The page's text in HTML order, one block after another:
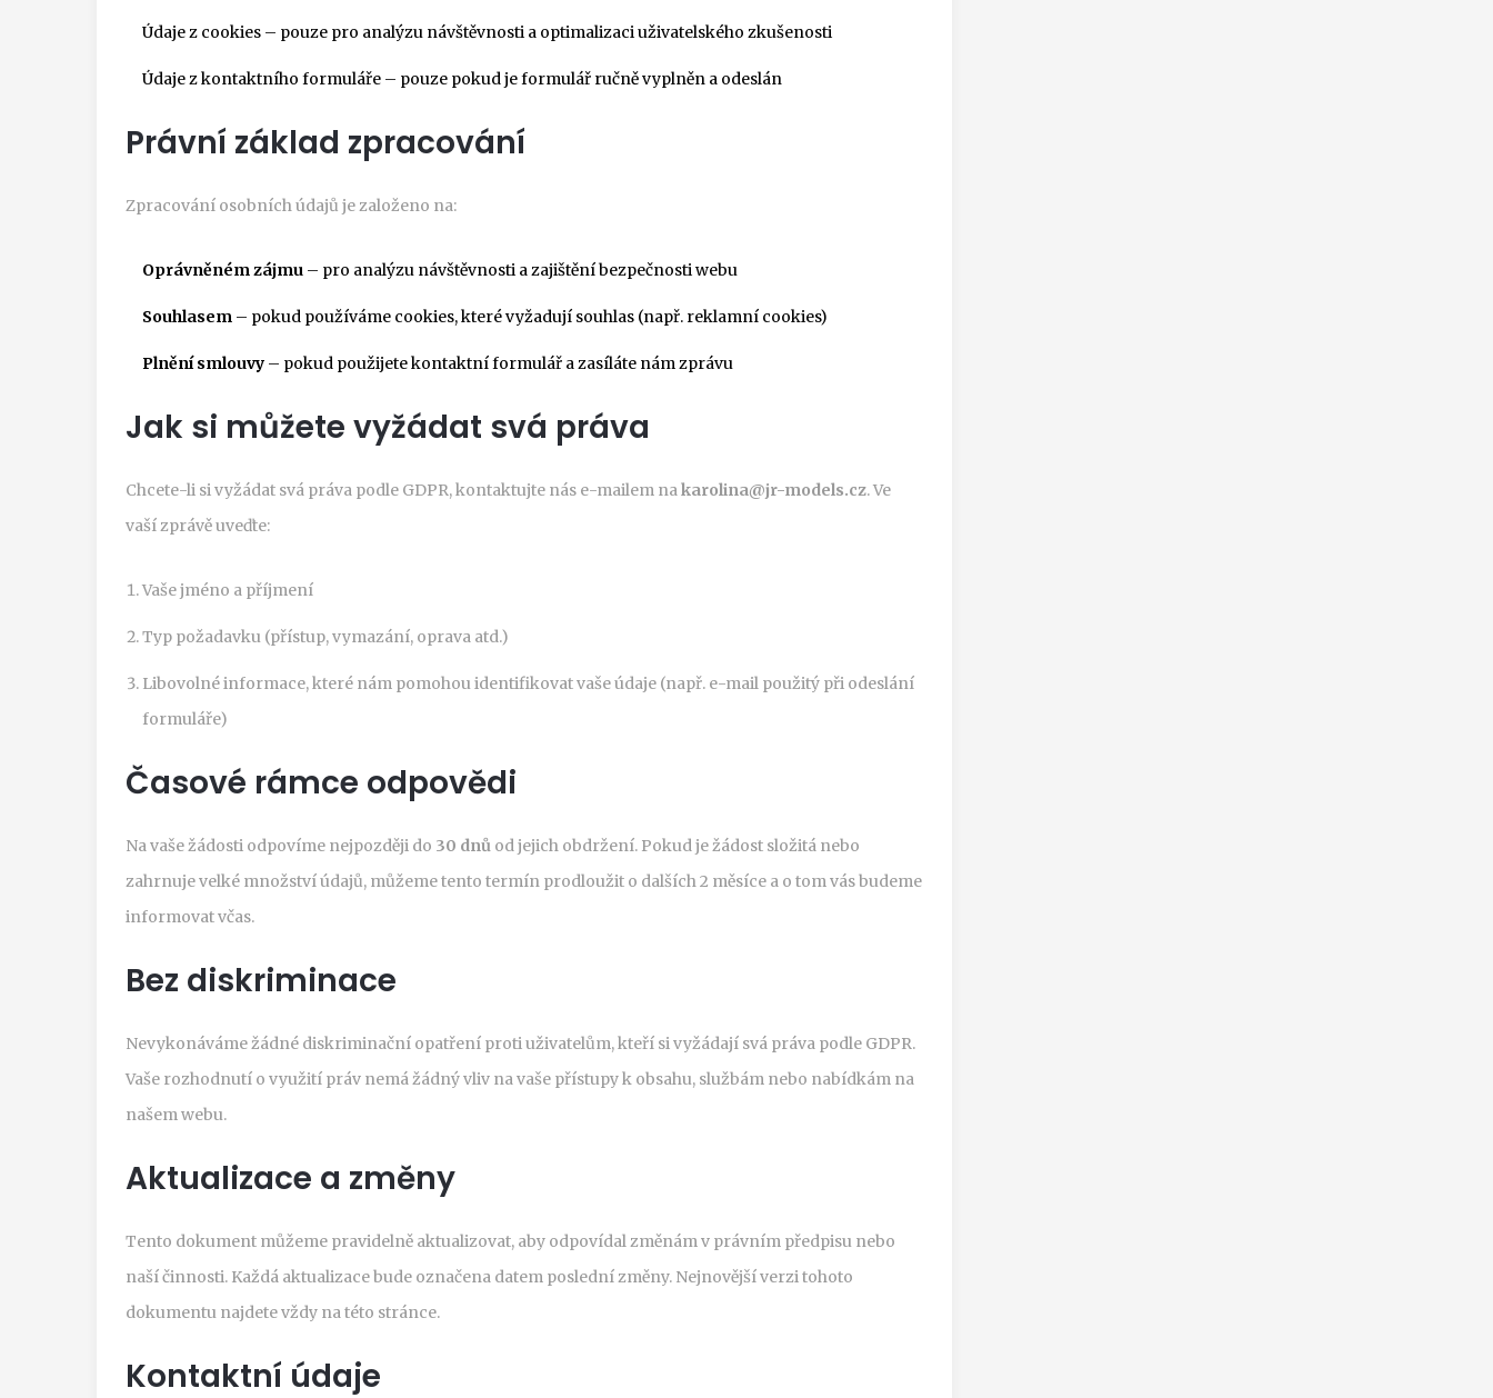
Údaje z cookies – pouze pro analýzu návštěvnosti a optimalizaci uživatelského zkušenosti
Údaje z kontaktního formuláře – pouze pokud je formulář ručně vyplněn a odeslán
Právní základ zpracování
Zpracování osobních údajů je založeno na:
Oprávněném zájmu – pro analýzu návštěvnosti a zajištění bezpečnosti webu
Souhlasem – pokud používáme cookies, které vyžadují souhlas (např. reklamní cookies)
Plnění smlouvy – pokud použijete kontaktní formulář a zasíláte nám zprávu
Jak si můžete vyžádat svá práva
Chcete-li si vyžádat svá práva podle GDPR, kontaktujte nás e-mailem nakarolina@jr-models.cz. Ve
vaší zprávě uveďte:
Vaše jméno a příjmení
Typ požadavku (přístup, vymazání, oprava atd.)
Libovolné informace, které nám pomohou identifikovat vaše údaje (např. e-mail použitý při odeslání
formuláře)
Časové rámce odpovědi
Na vaše žádosti odpovíme nejpozději do 30 dnů od jejich obdržení. Pokud je žádost složitá nebo
zahrnuje velké množství údajů, můžeme tento termín prodloužit o dalších 2 měsíce a o tom vás budeme
informovat včas.
Bez diskriminace
Nevykonáváme žádné diskriminační opatření proti uživatelům, kteří si vyžádají svá práva podle GDPR.
Vaše rozhodnutí o využití práv nemá žádný vliv na vaše přístupy k obsahu, službám nebo nabídkám na
našem webu.
Aktualizace a změny
Tento dokument můžeme pravidelně aktualizovat, aby odpovídal změnám v právním předpisu nebo
naší činnosti. Každá aktualizace bude označena datem poslední změny. Nejnovější verzi tohoto
dokumentu najdete vždy na této stránce.
Kontaktní údaje